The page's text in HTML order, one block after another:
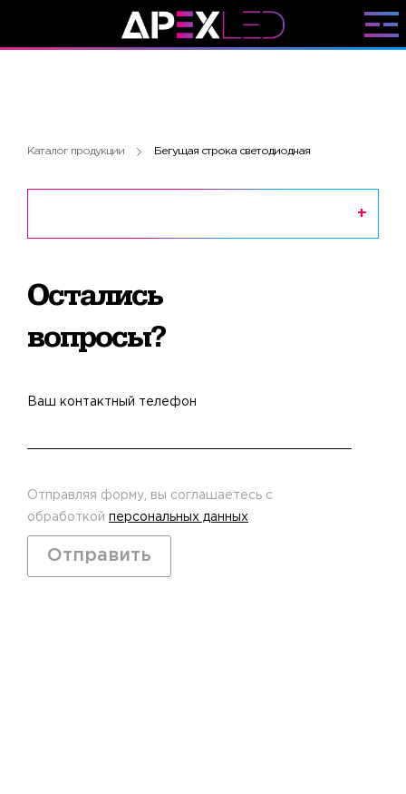
Каталог продукции Бегущая строка светодиодная
Остались
вопросы?
Ваш контактный телефон
Отправляя форму, вы соглашаетесь с
обработкой персональных данных
Отправить